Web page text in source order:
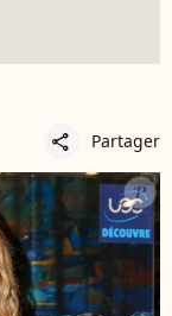
share Partager